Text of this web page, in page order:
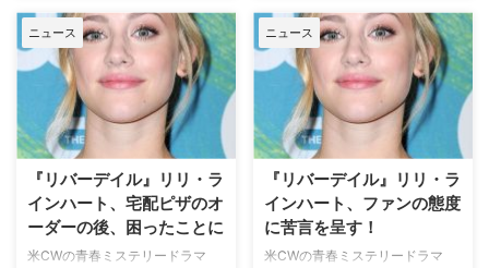
なもの」
アメリカのどこにでもありそうな
田舎町リバーデイル。一見穏やか
で平和なこの町で一人の高校生が
殺されたことをきっかけに、主人
公のアーチーとその仲間たちは、
謎多き事件の真相に迫ろうとす
る。やがて、住民たちが抱える秘
密や町を覆う深い闇が少しずつ明
らかになっていき…という青
春"ゴシップ"ミステリー『リバー
デイル』。8月8日（…
よ！」
アメリカのどこにでもありそうな
田舎町リバーデイル。一見穏やか
で平和なこの町で一人の高校生が
殺されたことをきっかけに、主人
公のアーチーとその仲間たちは、
謎多き事件の真相に迫ろうとす
る。やがて、住民たちが抱える秘
密や町を覆う深い闇が少しずつ明
らかになっていき…という青
春"ゴシップ"ミステリー『リバー
デイル』。8月8日（…
ニュース
『リバーデイル』リリ・ラ
インハート、宅配ピザのオ
ーダーの後、困ったことに
米CWの青春ミステリードラマ
ニュース
『リバーデイル』リリ・ラ
インハート、ファンの態度
に苦言を呈す！
米CWの青春ミステリードラマ